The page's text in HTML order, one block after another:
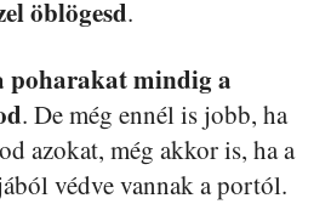
öblögesd.
poharakat mindig a
. De még ennél is jobb, ha
azokat, még akkor is, ha a
védve vannak a portól.